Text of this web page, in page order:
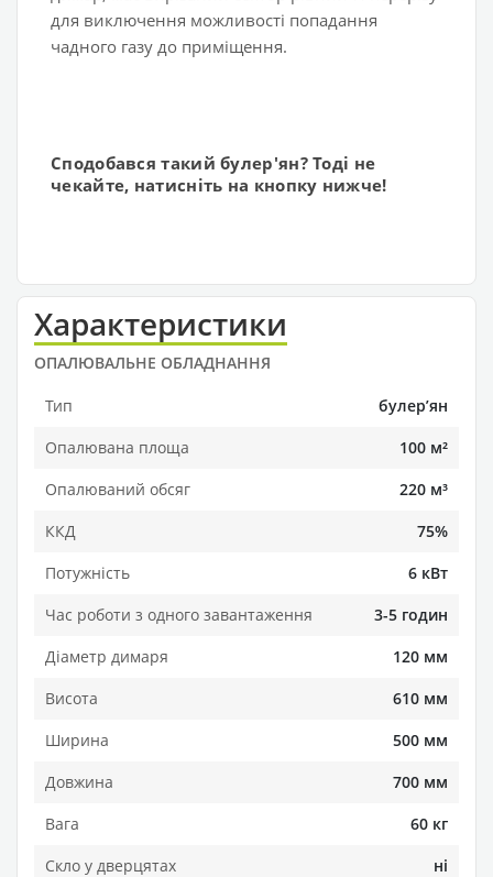
для виключення можливості попадання
чадного газу до приміщення.
Сподобався такий булер'ян? Тоді не
чекайте, натисніть на кнопку нижче!
Характеристики
ОПАЛЮВАЛЬНЕ ОБЛАДНАННЯ
Тип
булерʼян
Опалювана площа
100 м²
Опалюваний обсяг
220 м³
ККД
75%
Потужність
6 кВт
Час роботи з одного завантаження
3-5 годин
Діаметр димаря
120 мм
Висота
610 мм
Ширина
500 мм
Довжина
700 мм
Вага
60 кг
Скло у дверцятах
ні